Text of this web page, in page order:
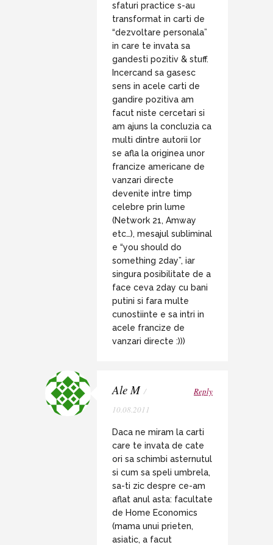
sfaturi practice s-au
transformat in carti de
“dezvoltare personala”
in care te invata sa
gandesti pozitiv & stuff.
Incercand sa gasesc
sens in acele carti de
gandire pozitiva am
facut niste cercetari si
am ajuns la concluzia ca
multi dintre autorii lor
se afla la originea unor
francize americane de
vanzari directe
devenite intre timp
celebre prin lume
(Network 21, Amway
etc…), mesajul subliminal
e “you should do
something 2day”, iar
singura posibilitate de a
face ceva 2day cu bani
putini si fara multe
cunostiinte e sa intri in
acele francize de
vanzari directe :)))
Ale M /
10.08.2011
Reply
Daca ne miram la carti
care te invata de cate
ori sa schimbi asternutul
si cum sa speli umbrela,
sa-ti zic despre ce-am
aflat anul asta: facultate
de Home Economics
(mama unui prieten,
asiatic, a facut